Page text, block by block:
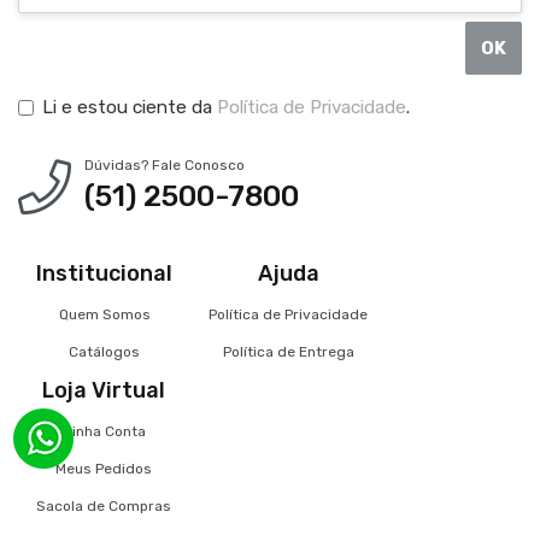
OK
Li e estou ciente da Política de Privacidade.
Dúvidas? Fale Conosco
(51) 2500-7800
Institucional
Quem Somos
Catálogos
Ajuda
Política de Privacidade
Política de Entrega
Loja Virtual
Minha Conta
Meus Pedidos
Sacola de Compras